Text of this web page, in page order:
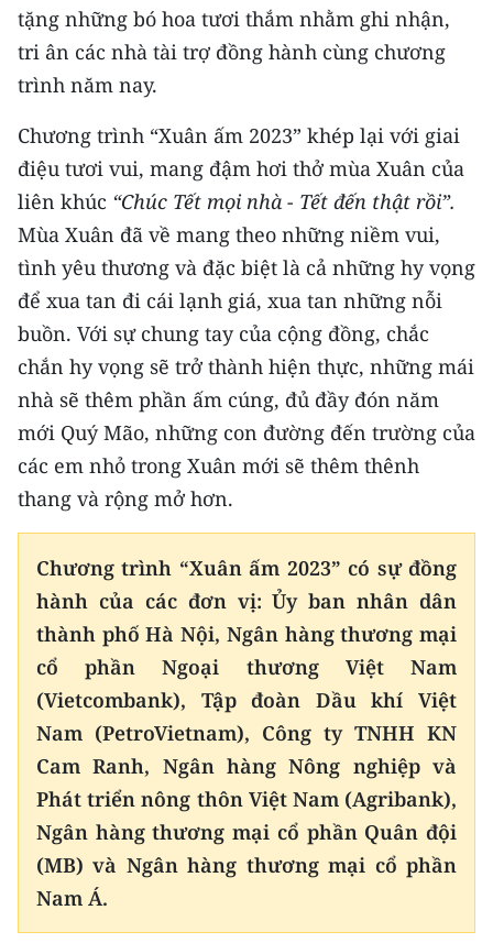
tặng những bó hoa tươi thắm nhằm ghi nhận,
tri ân các nhà tài trợ đồng hành cùng chương
trình năm nay.
Chương trình “Xuân ấm 2023” khép lại với giai
điệu tươi vui, mang đậm hơi thở mùa Xuân của
liên khúc “Chúc Tết mọi nhà - Tết đến thật rồi”.
Mùa Xuân đã về mang theo những niềm vui,
tình yêu thương và đặc biệt là cả những hy vọng
để xua tan đi cái lạnh giá, xua tan những nỗi
buồn. Với sự chung tay của cộng đồng, chắc
chắn hy vọng sẽ trở thành hiện thực, những mái
nhà sẽ thêm phần ấm cúng, đủ đầy đón năm
mới Quý Mão, những con đường đến trường của
các em nhỏ trong Xuân mới sẽ thêm thênh
thang và rộng mở hơn.
Chương trình “Xuân ấm 2023” có sự đồng
hành của các đơn vị: Ủy ban nhân dân
thành phố Hà Nội, Ngân hàng thương mại
cổ phần Ngoại thương Việt Nam
(Vietcombank), Tập đoàn Dầu khí Việt
Nam (PetroVietnam), Công ty TNHH KN
Cam Ranh, Ngân hàng Nông nghiệp và
Phát triển nông thôn Việt Nam (Agribank),
Ngân hàng thương mại cổ phần Quân đội
(MB) và Ngân hàng thương mại cổ phần
Nam Á.